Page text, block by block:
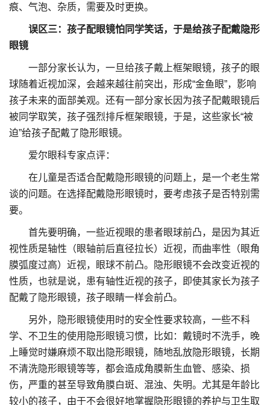
痕、气泡、杂质，需要及时更换。
误区三：孩子配眼镜怕同学笑话，于是给孩子配戴隐形
眼镜
一部分家长认为，一旦给孩子戴上框架眼镜，孩子的眼
球随着近视加深，会越来越往前突出，形成“金鱼眼”，影响
孩子未来的面部美观。还有一部分家长因为孩子配戴眼镜后
被同学取笑，孩子强烈排斥框架眼镜，于是，这些家长“被
迫”给孩子配戴了隐形眼镜。
爱尔眼科专家点评：
在儿童是否适合配戴隐形眼镜的问题上，是一个老生常
谈的问题。在选择配戴隐形眼镜时，要考虑孩子是否特别需
要。
首先要明确，一些近视眼的患者眼球前凸，是因为其近
视性质是轴性（眼轴前后直径拉长）近视，而曲率性（眼角
膜弧度过高）近视，眼球不前凸。隐形眼镜不会改变近视的
性质，也就是说，患有轴性近视的孩子，即使其家长为孩子
配戴了隐形眼镜，孩子眼睛一样会前凸。
另外，隐形眼镜使用时的安全性要求较高，一些不科
学、不卫生的使用隐形眼镜习惯，比如：戴镜时不洗手，晚
上睡觉时嫌麻烦不取出隐形眼镜，随地乱放隐形眼镜，长期
不清洗隐形眼镜等等，都会造成角膜新生血管、感染、损
伤，严重的甚至导致角膜白斑、混浊、失明。尤其是年龄比
较小的孩子，由于不会很好地掌握隐形眼镜的养护与卫生取